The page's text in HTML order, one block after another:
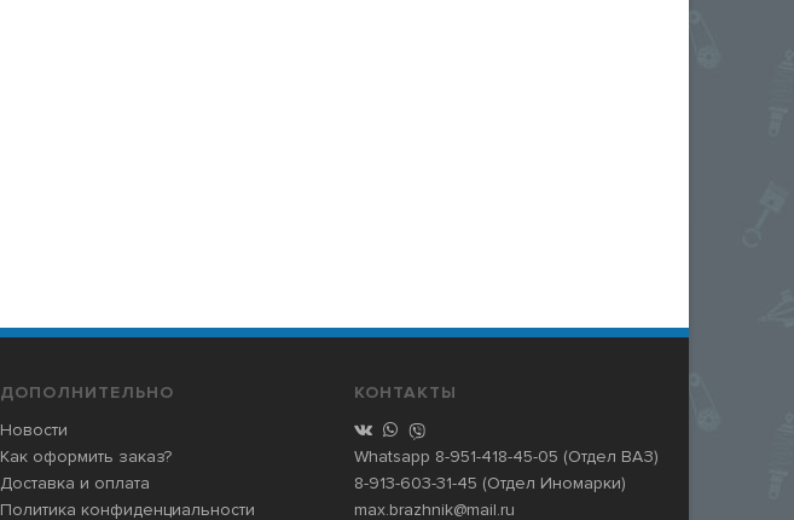
ДОПОЛНИТЕЛЬНО
Новости
Как оформить заказ?
Доставка и оплата
Политика конфиденциальности
КОНТАКТЫ
Whatsapp 8-951-418-45-05 (Отдел ВАЗ)
8-913-603-31-45 (Отдел Иномарки)
max.brazhnik@mail.ru